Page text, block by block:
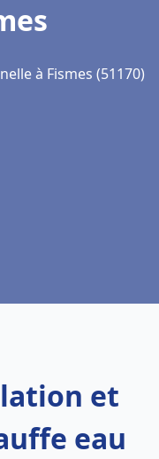
à Fismes (51170)
et
eau